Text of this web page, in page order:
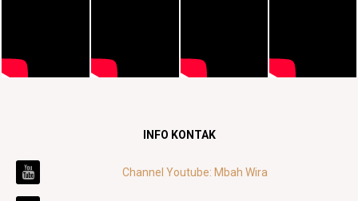
INFO KONTAK
Channel Youtube: Mbah Wira